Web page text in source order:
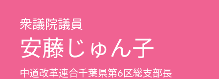
衆議院議員
安藤じゅん子
中道改革連合千葉県第6区総支部長